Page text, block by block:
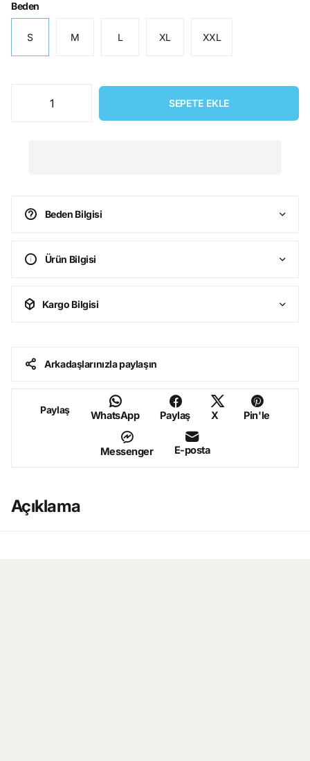
Beden
S M L XL XXL
SEPETE EKLE
Beden Bilgisi
Ürün Bilgisi
Kargo Bilgisi
Arkadaşlarınızla paylaşın
Paylaş WhatsApp Paylaş X Pin'le
Messenger E-posta
Açıklama